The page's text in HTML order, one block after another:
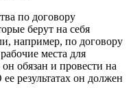
по договору
берут на себя
например, по договору
места для
обязан и провести на
результатах он должен